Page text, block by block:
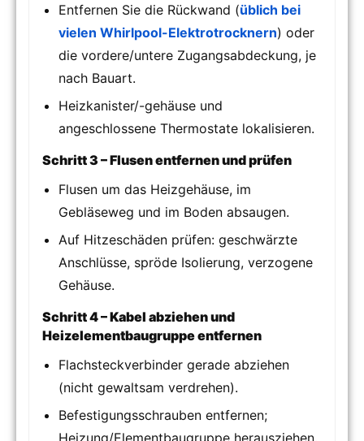
Entfernen Sie die Rückwand (üblich bei
vielen Whirlpool-Elektrotrocknern) oder
die vordere/untere Zugangsabdeckung, je
nach Bauart.
Heizkanister/-gehäuse und
angeschlossene Thermostate lokalisieren.
Schritt 3 – Flusen entfernen und prüfen
Flusen um das Heizgehäuse, im
Gebläseweg und im Boden absaugen.
Auf Hitzeschäden prüfen: geschwärzte
Anschlüsse, spröde Isolierung, verzogene
Gehäuse.
Schritt 4 – Kabel abziehen und
Heizelementbaugruppe entfernen
Flachsteckverbinder gerade abziehen
(nicht gewaltsam verdrehen).
Befestigungsschrauben entfernen;
Heizung/Elementbaugruppe herausziehen.